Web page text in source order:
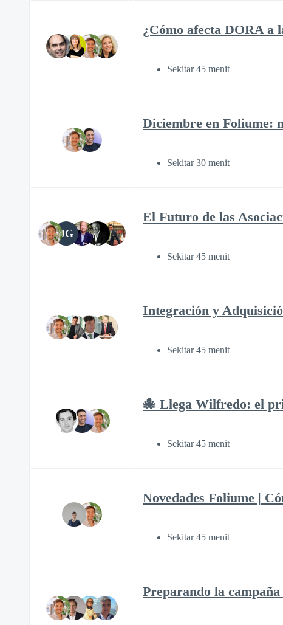
¿Cómo afecta DORA a
Sekitar 45 menit
Diciembre en Foliume:
Sekitar 30 menit
JG
El Futuro de las
Sekitar 45 menit
Integración y
Sekitar 45 menit
🐙 Llega Wilfredo: el
Sekitar 45 menit
Novedades Foliume |
Sekitar 45 menit
Preparando la